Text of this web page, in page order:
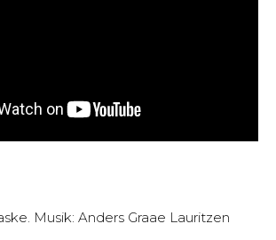
Musik: Anders Graae Lauritzen